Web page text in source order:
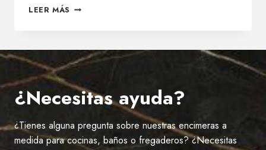
LEER MÁS MITOS
MÁRMOL:
QUE
DEBES
¿Necesitas ayuda?
¿Tienes alguna pregunta sobre nuestras encimeras a
medida para cocinas, baños o fregaderos? ¿Necesitas